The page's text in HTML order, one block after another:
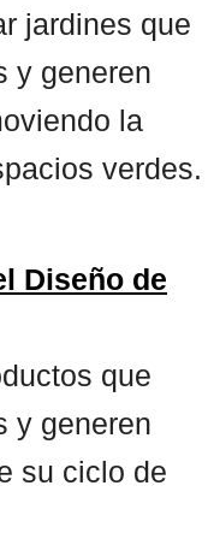
jardines que
y generen
la
verdes.
Diseño de
que
y generen
su ciclo de